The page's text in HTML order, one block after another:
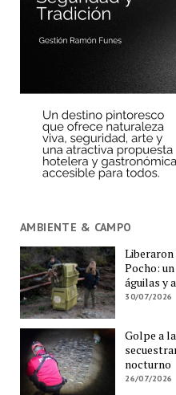
AMBIENTE & CAMPO
Liberaron
Pocho:
águilas y
30/07/2026
Golpe a
nocturno
26/07/2026